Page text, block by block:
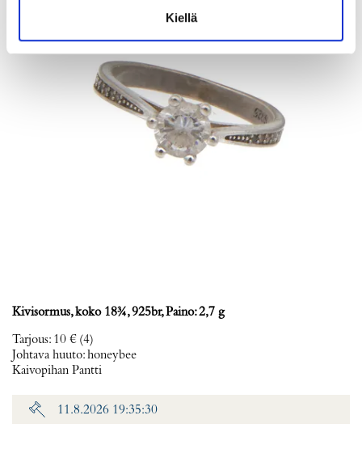
Kiellä
Kivisormus, koko 18¾, 925br, Paino: 2,7 g
Tarjous: 10 € (4)
Johtava huuto:honeybee
Kaivopihan Pantti
11.8.2026 19:35:30